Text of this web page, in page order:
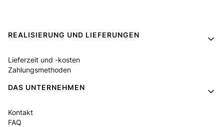
Fußzeilenmenü
REALISIERUNG UND LIEFERUNGEN
Lieferzeit und -kosten
Zahlungsmethoden
DAS UNTERNEHMEN
Kontakt
FAQ